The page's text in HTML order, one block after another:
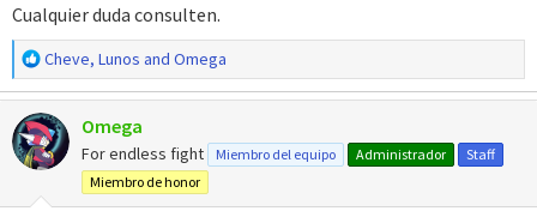
Cualquier duda consulten.
R
e
a
c
c
i
Cheve, Lunos and Omega
Omega
For endless fight Miembro del equipo Administrador
Staff
Miembro de honor